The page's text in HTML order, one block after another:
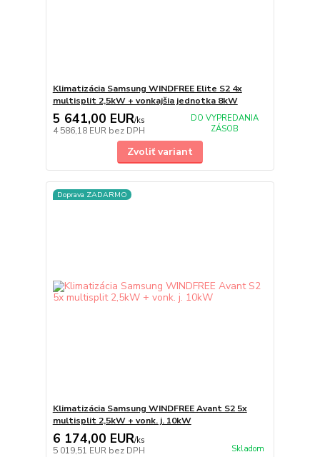
Klimatizácia Samsung WINDFREE Elite S2 4x
multisplit 2,5kW + vonkajšia jednotka 8kW
5 641,00 EUR/ks
4 586,18 EUR bez DPH
DO VYPREDANIA
ZÁSOB
Zvoliť variant
Doprava ZADARMO
Klimatizácia Samsung WINDFREE Avant S2 5x
multisplit 2,5kW + vonk. j. 10kW
6 174,00 EUR/ks
5 019,51 EUR bez DPH Skladom